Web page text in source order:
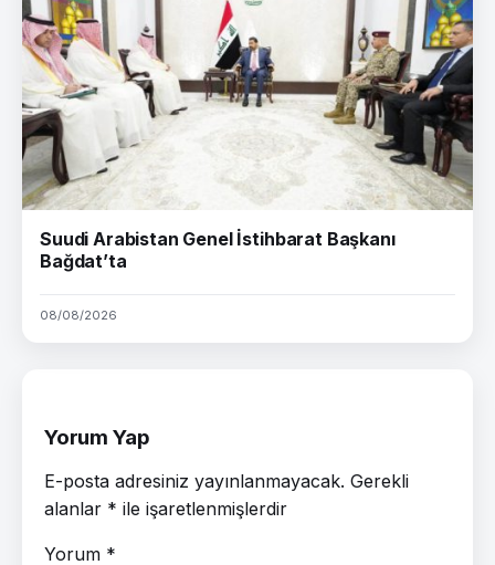
Suudi Arabistan Genel İstihbarat Başkanı
Bağdat’ta
08/08/2026
Yorum Yap
E-posta adresiniz yayınlanmayacak. Gerekli
alanlar * ile işaretlenmişlerdir
Yorum *